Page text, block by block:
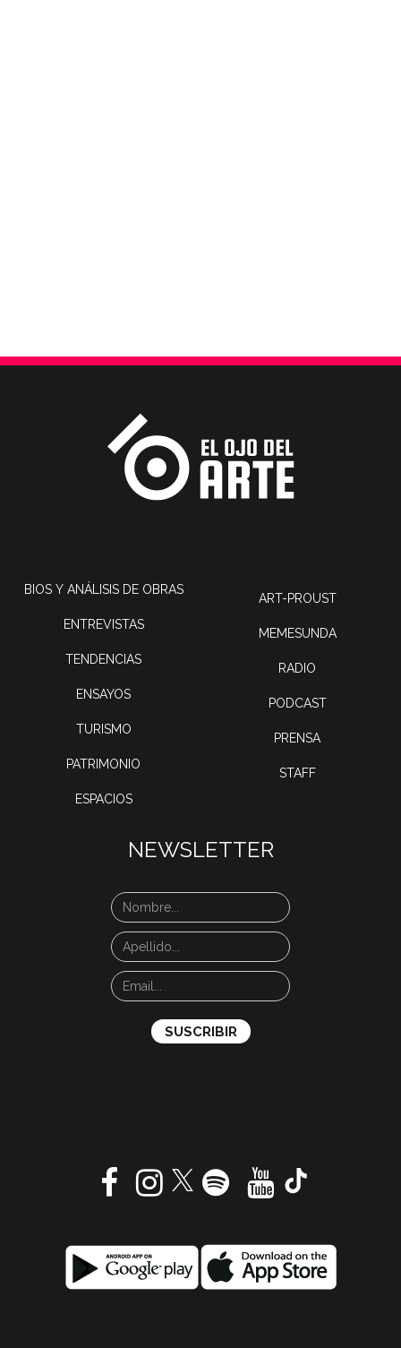
BIOS Y ANÁLISIS DE OBRAS
ENTREVISTAS
TENDENCIAS
ENSAYOS
TURISMO
PATRIMONIO
ESPACIOS
ART-PROUST
MEMESUNDA
RADIO
PODCAST
PRENSA
STAFF
NEWSLETTER